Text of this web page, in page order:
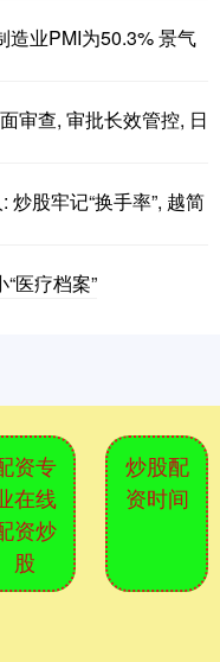
造业PMI为50.3% 景气
审查, 审批长效管控, 日
股牢记“换手率”, 越简
医疗档案”
资专
在线
资炒
股
炒股配
资时间